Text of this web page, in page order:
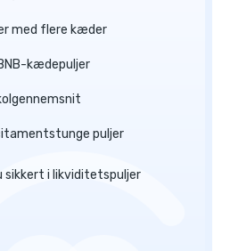
med flere kæder
kædepuljer
puljer
sikkert i likviditetspuljer